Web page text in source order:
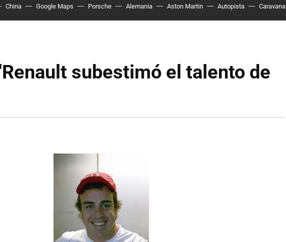
China Google Maps Porsche Alemania Aston Martin Autopista Caravana
subestimó el talento de